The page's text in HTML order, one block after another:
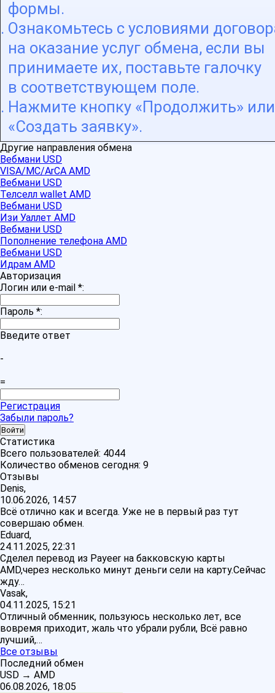
формы.
Ознакомьтесь с условиями
на оказание услуг обмена, если вы
принимаете их, поставьте галочку
в соответствующем поле.
Нажмите кнопку «Продолжить» или
«Создать заявку».
Другие направления обмена
Вебмани USD
VISA/MC/ArCA AMD
Вебмани USD
Телселл wallet AMD
Вебмани USD
Изи Уаллет AMD
Вебмани USD
Пополнение телефона AMD
Вебмани USD
Идрам AMD
Авторизация
Логин или e-mail *:
Пароль *:
Введите ответ
-
=
Регистрация
Забыли пароль?
Статистика
Всего пользователей: 4044
Количество обменов сегодня: 9
Отзывы
Denis,
10.06.2026, 14:57
Всё отлично как и всегда. Уже не в первый раз тут
совершаю обмен.
Eduard,
24.11.2025, 22:31
Сделел перевод из Payeer на бакковскую карты
AMD,через несколько минут деньги сели на карту.Сейчас
жду…
Vasak,
04.11.2025, 15:21
Отличный обменник, пользуюсь несколько лет, все
вовремя приходит, жаль что убрали рубли, Всё равно
лучший,…
Все отзывы
Последний обмен
USD → AMD
06.08.2026, 18:05